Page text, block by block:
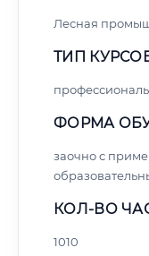
Лесная
ТИП
ФОРМА
заочно с
КОЛ-ВО
1010